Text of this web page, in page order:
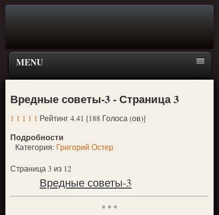
MENU
Главная страница
Поиск
ПЕРЕЙТИ К ГЛАВНОМУ МЕНЮ СКАЗОК
Новое
Вредные советы-3 - Страница 3
1 1 1 1 1 Рейтинг 4.41 [188 Голоса (ов)]
Подробности
Категория: Григорий Остер
Страница 3 из 12
Вредные советы-3
* * *